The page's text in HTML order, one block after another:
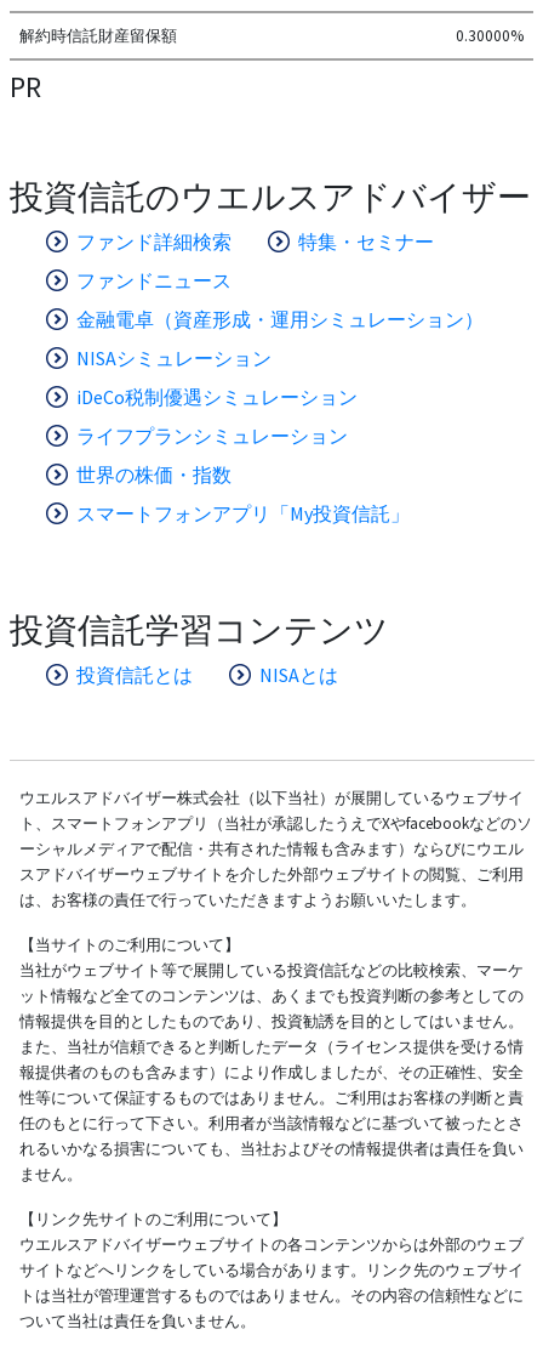
解約時信託財産留保額 0.30000%
PR
投資信託のウエルスアドバイザー
ファンド詳細検索
特集・セミナー
ファンドニュース
金融電卓（資産形成・運用シミュレーション）
NISAシミュレーション
iDeCo税制優遇シミュレーション
ライフプランシミュレーション
世界の株価・指数
スマートフォンアプリ「My投資信託」
投資信託学習コンテンツ
投資信託とは NISAとは
ウエルスアドバイザー株式会社（以下当社）が展開しているウェブサイ
ト、スマートフォンアプリ（当社が承認したうえでXやfacebookなどのソ
ーシャルメディアで配信・共有された情報も含みます）ならびにウエル
スアドバイザーウェブサイトを介した外部ウェブサイトの閲覧、ご利用
は、お客様の責任で行っていただきますようお願いいたします。
【当サイトのご利用について】
当社がウェブサイト等で展開している投資信託などの比較検索、マーケ
ット情報など全てのコンテンツは、あくまでも投資判断の参考としての
情報提供を目的としたものであり、投資勧誘を目的としてはいません。
また、当社が信頼できると判断したデータ（ライセンス提供を受ける情
報提供者のものも含みます）により作成しましたが、その正確性、安全
性等について保証するものではありません。ご利用はお客様の判断と責
任のもとに行って下さい。利用者が当該情報などに基づいて被ったとさ
れるいかなる損害についても、当社およびその情報提供者は責任を負い
ません。
【リンク先サイトのご利用について】
ウエルスアドバイザーウェブサイトの各コンテンツからは外部のウェブ
サイトなどへリンクをしている場合があります。リンク先のウェブサイ
トは当社が管理運営するものではありません。その内容の信頼性などに
ついて当社は責任を負いません。